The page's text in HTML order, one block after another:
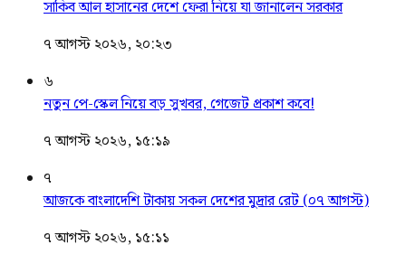
সাকিব আল হাসানের দেশে ফেরা নিয়ে যা জানালেন সরকার
৭ আগস্ট ২০২৬, ২০:২৩
৬
নতুন পে-স্কেল নিয়ে বড় সুখবর, গেজেট প্রকাশ কবে!
৭ আগস্ট ২০২৬, ১৫:১৯
৭
আজকে বাংলাদেশি টাকায় সকল দেশের মুদ্রার রেট (০৭ আগস্ট)
৭ আগস্ট ২০২৬, ১৫:১১